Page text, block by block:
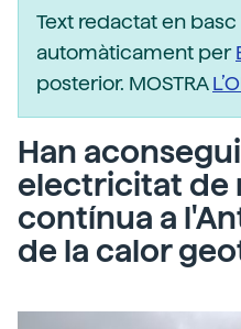
Text redactat en
automàticament per
posterior. MOSTRA
Han
electricitat de
contínua a
de la calor